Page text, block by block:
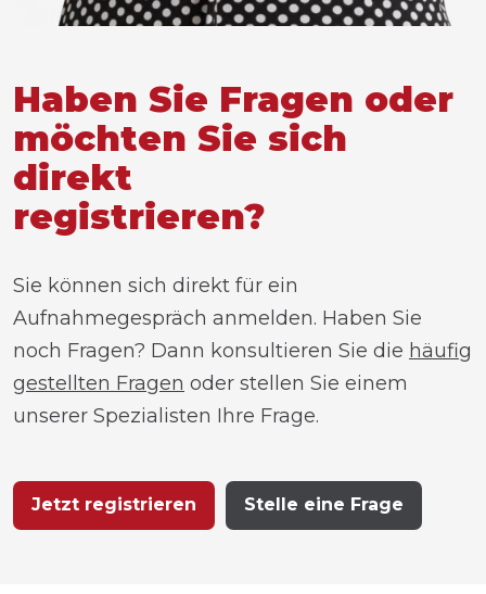
Haben Sie Fragen oder
möchten Sie sich
direkt
registrieren?
Sie können sich direkt für ein
Aufnahmegespräch anmelden. Haben Sie
noch Fragen? Dann konsultieren Sie die häufig
gestellten Fragen oder stellen Sie einem
unserer Spezialisten Ihre Frage.
Jetzt registrieren Stelle eine Frage